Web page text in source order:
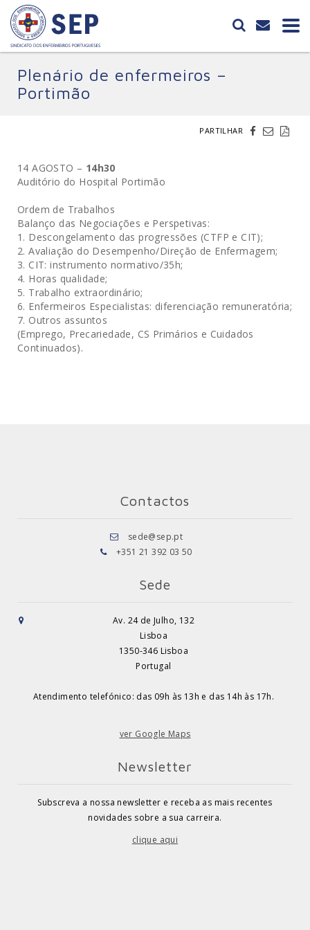
Plenário de enfermeiros –
Portimão
PARTILHAR
14 AGOSTO – 14h30
Auditório do Hospital Portimão
Ordem de Trabalhos
Balanço das Negociações e Perspetivas:
1. Descongelamento das progressões (CTFP e CIT);
2. Avaliação do Desempenho/Direção de Enfermagem;
3. CIT: instrumento normativo/35h;
4. Horas qualidade;
5. Trabalho extraordinário;
6. Enfermeiros Especialistas: diferenciação remuneratória;
7. Outros assuntos
(Emprego, Precariedade, CS Primários e Cuidados
Continuados).
Contactos
sede@sep.pt
+351 21 392 03 50
Sede
Av. 24 de Julho, 132
Lisboa
1350-346 Lisboa
Portugal
Atendimento telefónico: das 09h às 13h e das 14h às 17h.
ver Google Maps
Newsletter
Subscreva a nossa newsletter e receba as mais recentes
novidades sobre a sua carreira.
clique aqui